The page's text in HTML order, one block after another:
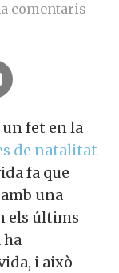
comentaris
un fet en la
de natalitat
fa que
una
els últims
ha
i això